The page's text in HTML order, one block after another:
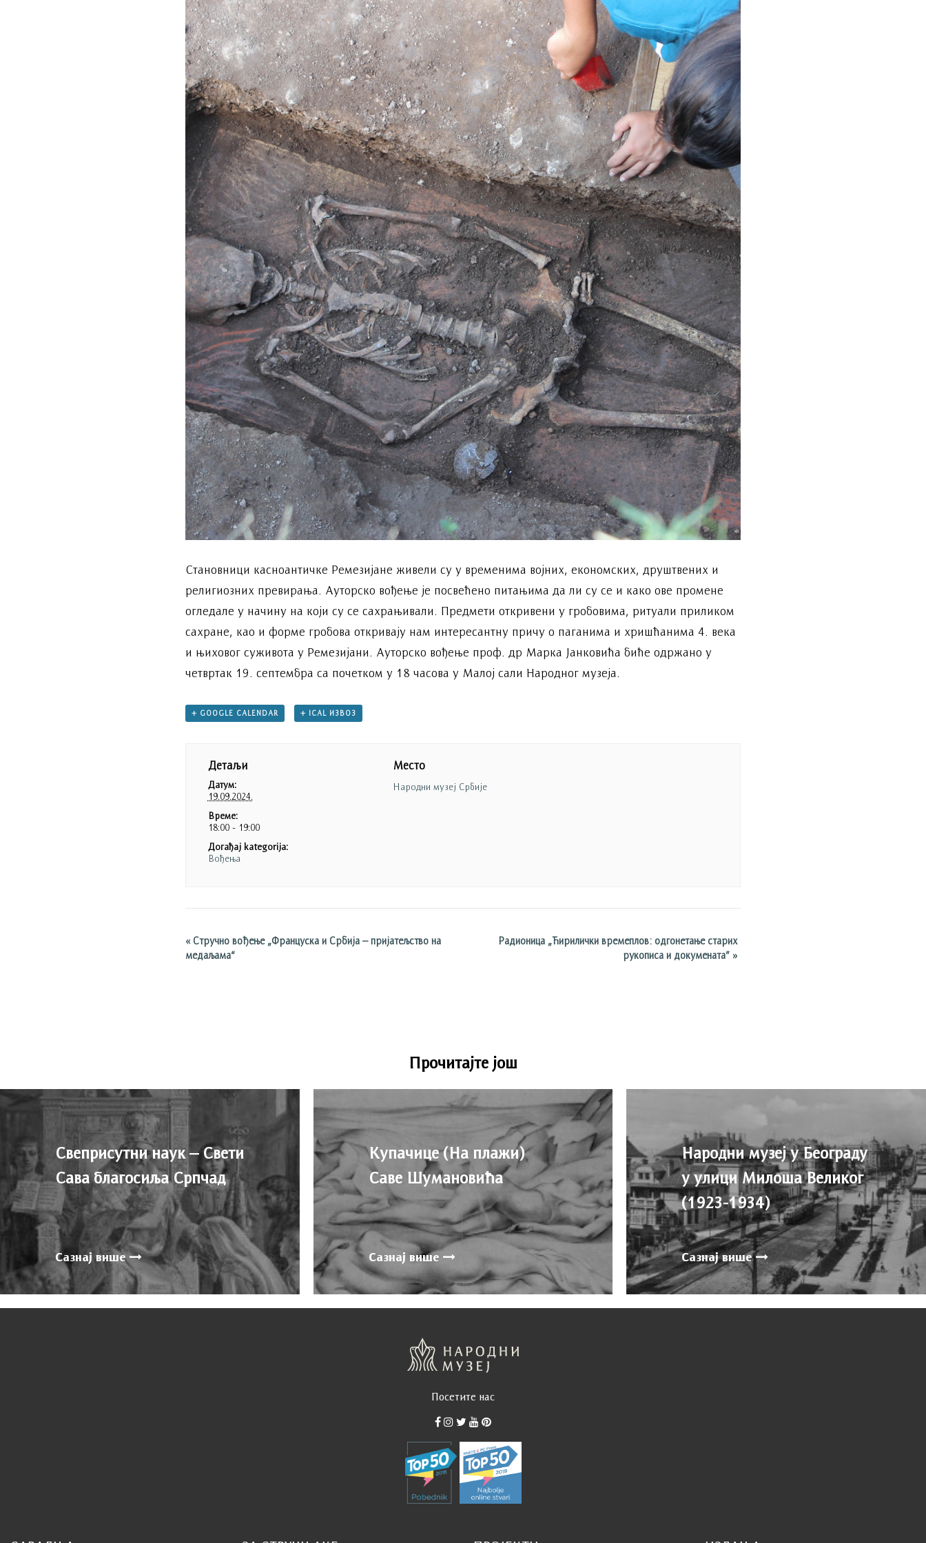
Становници касноантичке Ремезијане живели су у временима војних, економских, друштвених и
религиозних превирања. Ауторско вођење је посвећено питањима да ли су се и како ове промене
огледале у начину на који су се сахрањивали. Предмети откривени у гробовима, ритуали приликом
сахране, као и форме гробова откривају нам интересантну причу о паганима и хришћанима 4. века
и њиховог суживота у Ремезијани. Ауторско вођење проф. др Марка Јанковића биће одржано у
четвртак 19. септембра са почетком у 18 часова у Малој сали Народног музеја.
+ GOOGLE CALENDAR + ICAL ИЗВОЗ
Детаљи
Датум:
19.09.2024.
Време:
18:00 - 19:00
Догађај kategorija:
Вођења
Место
Народни музеј Србије
«Стручно вођење „Француска и Србија – пријатељство на
медаљама“
Радионица „Ћирилички времеплов: одгонетање старих
рукописа и докумената” »
Прочитајте још
Свеприсутни наук – Свети
Сава благосиља Српчад
Сазнај више
Купачице (На плажи)
Саве Шумановића
Сазнај више
Народни музеј у Београду
у улици Милоша Великог
(1923-1934)
Сазнај више
Посетите нас